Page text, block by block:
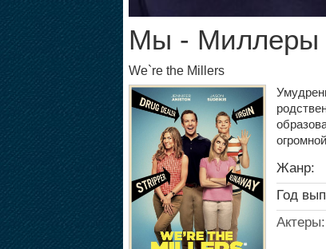
Мы - Миллеры
We`re the Millers
Жанр:
Год
Актеры: